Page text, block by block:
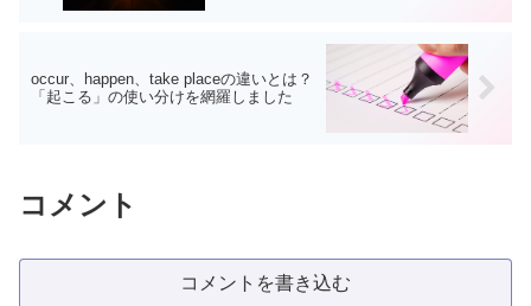
occur、happen、take placeの違いとは？
「起こる」の使い分けを網羅しました
コメント
コメントを書き込む